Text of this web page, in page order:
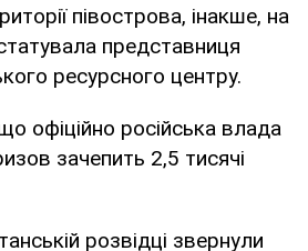
півострова, інакше, на
представниця
ресурсного центру.
офіційно російська влада
зачепить 2,5 тисячі
розвідці звернули